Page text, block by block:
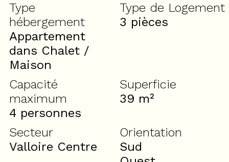
Type
hébergement
Appartement
dans Chalet /
Maison
Type de Logement
3 pièces
Capacité
maximum
4 personnes
Superficie
39 m²
Secteur
Valloire Centre
Orientation
Sud